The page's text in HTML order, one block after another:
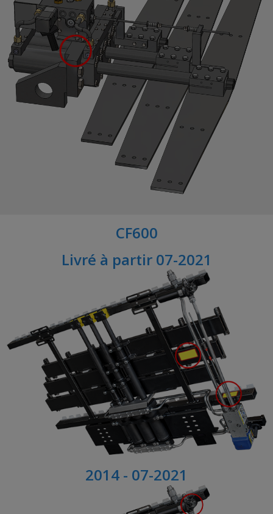
CF600
Livré à partir 07-2021
2014 - 07-2021